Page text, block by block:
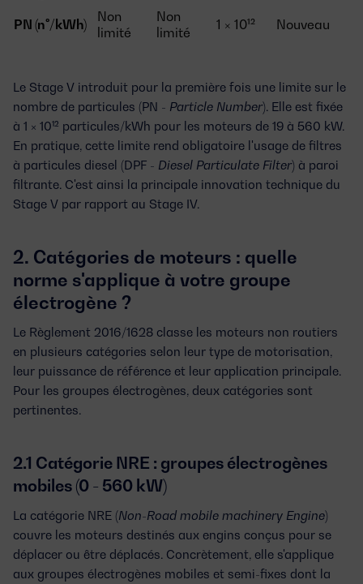
PN (n°/kWh)
Non
limité
Non
limité
1 × 10¹² Nouveau
Le Stage V introduit pour la première fois une limite sur le
nombre de particules (PN - Particle Number) . Elle est fixée
à 1 × 10¹² particules/kWh pour les moteurs de 19 à 560 kW.
En pratique, cette limite rend obligatoire l'usage de filtres
à particules diesel (DPF - Diesel Particulate Filter) à paroi
filtrante. C'est ainsi la principale innovation technique du
Stage V par rapport au Stage IV.
2. Catégories de moteurs : quelle
norme s'applique à votre groupe
électrogène ?
Le Règlement 2016/1628 classe les moteurs non routiers
en plusieurs catégories selon leur type de motorisation,
leur puissance de référence et leur application principale.
Pour les groupes électrogènes, deux catégories sont
pertinentes.
2.1 Catégorie NRE : groupes électrogènes
mobiles (0 - 560 kW)
La catégorie NRE (Non-Road mobile machinery Engine)
couvre les moteurs destinés aux engins conçus pour se
déplacer ou être déplacés. Concrètement, elle s'applique
aux groupes électrogènes mobiles et semi-fixes dont la